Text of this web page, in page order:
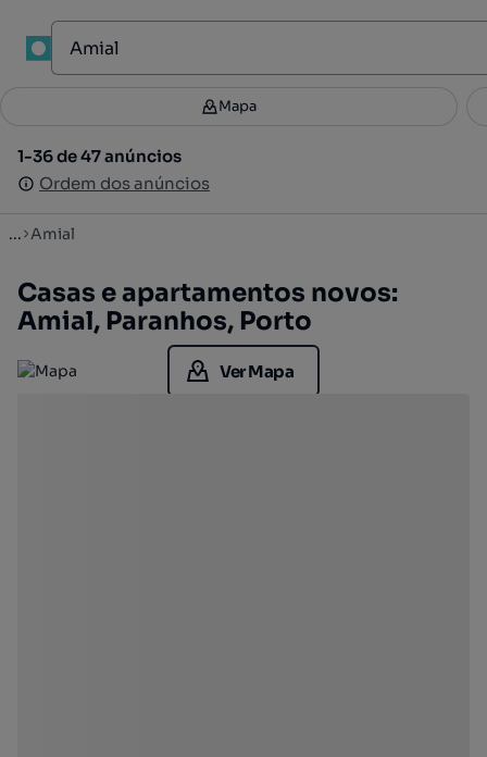
Filtros 2
1-36 de 47 anúncios
Ordem dos anúncios
Mapa
1-36 de 47 anúncios
Ordem dos anúncios
... Amial
Casas e apartamentos novos:
Amial, Paranhos, Porto
Ver Mapa